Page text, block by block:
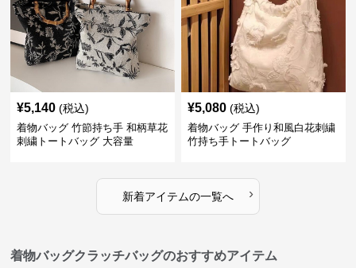
¥5,140 (税込)
着物バッグ 竹節持ち手 和柄草花
刺繍トートバッグ 大容量
¥5,080 (税込)
着物バッグ 手作り和風白花刺繍
竹持ち手トートバッグ
新着アイテムの一覧へ ›
着物バッグクラッチバッグのおすすめアイテム